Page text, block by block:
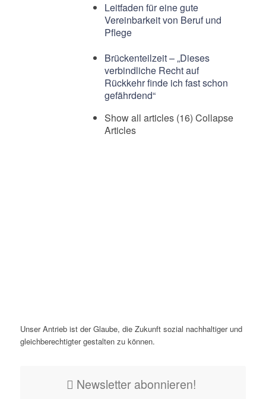
Leitfaden für eine gute
Vereinbarkeit von Beruf und
Pflege
Brückenteilzeit – „Dieses
verbindliche Recht auf
Rückkehr finde ich fast schon
gefährdend“
Show all articles (16) Collapse
Articles
Unser Antrieb ist der Glaube, die Zukunft sozial nachhaltiger und
gleichberechtigter gestalten zu können.
Newsletter abonnieren!